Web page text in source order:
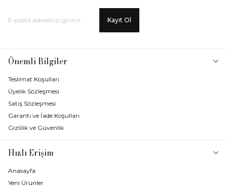
Kayıt Ol
Önemli Bilgiler
Teslimat Koşulları
Üyelik Sözleşmesi
Satış Sözleşmesi
Garanti ve İade Koşulları
Gizlilik ve Güvenlik
Hızlı Erişim
Anasayfa
Yeni Ürünler